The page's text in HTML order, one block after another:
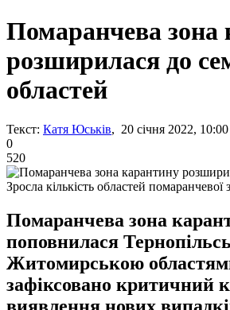
Помаранчева зона
розширилася до
областей
Текст: Катя Юськів, 20 січня 2022, 10:00
0
520
Зросла кількість областей
Помаранчева зона
поповнилася
Житомирською
зафіксовано критичний
виявлення нових